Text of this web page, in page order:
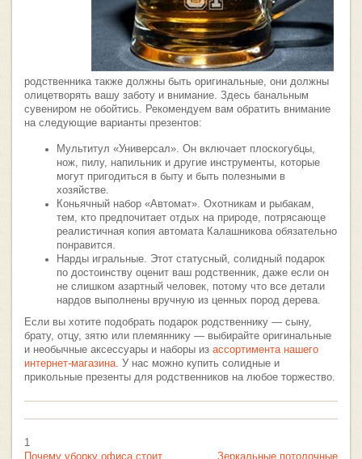
родственника также должны быть оригинальные, они должны
олицетворять вашу заботу и внимание. Здесь банальным
сувениром не обойтись. Рекомендуем вам обратить внимание
на следующие варианты презентов:
Мультитул «Универсал». Он включает плоскогубцы,
нож, пилу, напильник и другие инструменты, которые
могут пригодиться в быту и быть полезными в
хозяйстве.
Коньячный набор «Автомат». Охотникам и рыбакам,
тем, кто предпочитает отдых на природе, потрясающе
реалистичная копия автомата Калашникова обязательно
понравится.
Нарды игральные. Этот статусный, солидный подарок
по достоинству оценит ваш родственник, даже если он
не слишком азартный человек, потому что все детали
нардов выполнены вручную из ценных пород дерева.
Если вы хотите подобрать подарок родственнику — сыну,
брату, отцу, зятю или племяннику — выбирайте оригинальные
и необычные аксессуары и наборы из ассортимента нашего
интернет-магазина. У нас можно купить солидные и
прикольные презенты для родственников на любое торжество.
1
Почему уборку офиса стоит
Зеркальные потолочные